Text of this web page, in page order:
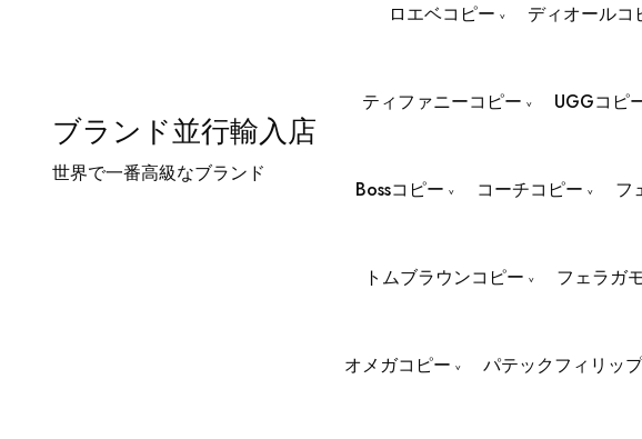
ブランド並行輸入店
世界で一番高級なブランド
ロエベコピー ディオールコ
ティファニーコピー UGGコピ
Bossコピー コーチコピー フ
トムブラウンコピー フェラガ
オメガコピー パテックフィリッ